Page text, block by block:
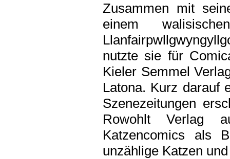
Zusammen mit
einem
nutzte sie für
Kieler Semmel
Latona. Kurz darauf
Szenezeitungen
Rowohlt Verlag
Katzencomics als
unzählige Katzen